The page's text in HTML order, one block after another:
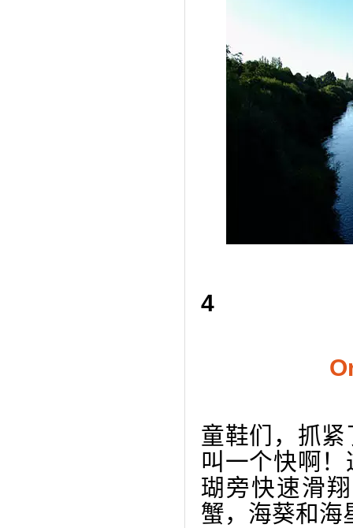
4
童鞋们，抓
叫一个快啊
瑚旁快速滑
蟹，海葵和海